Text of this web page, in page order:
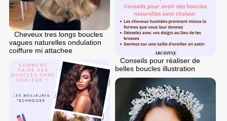
Cheveux tres longs boucles
vagues naturelles ondulation
coiffure mi attachee
Conseils pour réaliser de
belles boucles illustration